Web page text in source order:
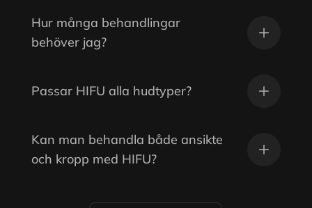
Hur många behandlingar
behöver jag?
Passar HIFU alla hudtyper?
Kan man behandla både ansikte
och kropp med HIFU?